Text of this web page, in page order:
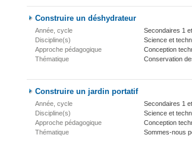
Construire un déshydrateur
Année, cycle
Secondaires 1
Discipline(s)
Science et
Approche pédagogique
Conception
Thématique
Conservation
Construire un jardin portatif
Année, cycle
Secondaires 1
Discipline(s)
Science et
Approche pédagogique
Conception
Thématique
Sommes-nous